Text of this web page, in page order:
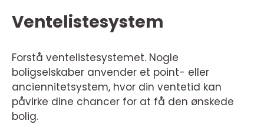
Ventelistesystem
Forstå ventelistesystemet. Nogle
boligselskaber anvender et point- eller
anciennitetsystem, hvor din ventetid kan
påvirke dine chancer for at få den ønskede
bolig.